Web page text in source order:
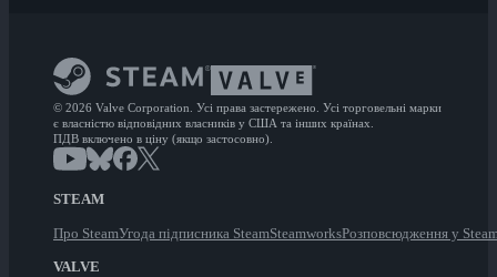
© 2026 Valve Corporation. Усі права застережено. Усі торговельні марки
є власністю відповідних власників у США та інших країнах.
ПДВ включено в ціну (якщо застосовно).
STEAM
Про SteamУгода підписника SteamSteamworksРозповсюдження у
VALVE